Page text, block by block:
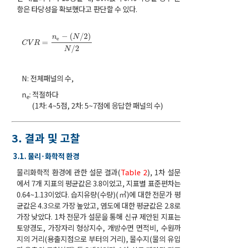
항은 타당성을 확보했다고 판단할 수 있다.
CV R =
ne − (N/2)
N/2
CV R= ne-N/2N/2
N: 전체패널의 수,
ne: 적절하다
(1차: 4~5점, 2차: 5~7점에 응답한 패널의 수)
3. 결과 및 고찰
3.1. 물리·화학적 환경
물리화학적 환경에 관한 설문 결과(Table 2), 1차 설문
에서 7개 지표의 평균값은 3.8이었고, 지표별 표준편차는
0.64~1.13이었다. 습지유량(수량)(㎥)에 대한 전문가 평
균값은 4.3으로 가장 높았고, 염도에 대한 평균값은 2.8로
가장 낮았다. 1차 전문가 설문을 통해 신규 제안된 지표는
토양경도, 가장자리 형상지수, 개방수면 면적비, 수원까
지의 거리(용출지점으로 부터의 거리), 물수지(물의 유입